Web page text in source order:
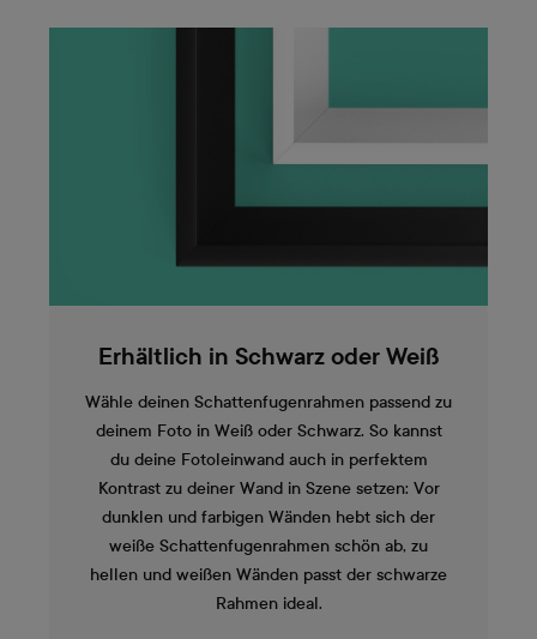
Erhältlich in Schwarz oder Weiß
Wähle deinen Schattenfugenrahmen passend zu
deinem Foto in Weiß oder Schwarz. So kannst
du deine Fotoleinwand auch in perfektem
Kontrast zu deiner Wand in Szene setzen: Vor
dunklen und farbigen Wänden hebt sich der
weiße Schattenfugenrahmen schön ab, zu
hellen und weißen Wänden passt der schwarze
Rahmen ideal.